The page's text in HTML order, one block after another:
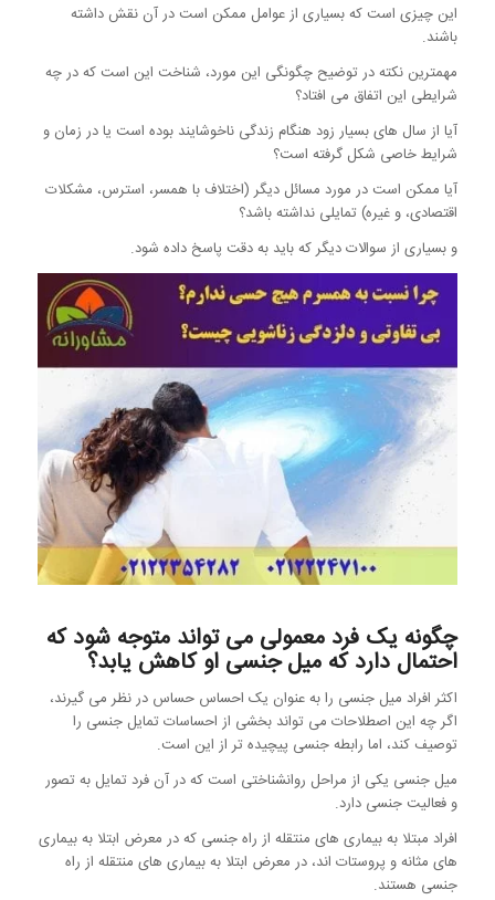
این چیزی است که بسیاری از عوامل ممکن است در آن نقش داشته
باشند.
مهمترین نکته در توضیح چگونگی این مورد، شناخت این است که در چه
شرایطی این اتفاق می افتاد؟
آیا از سال های بسیار زود هنگام زندگی ناخوشایند بوده است یا در زمان و
شرایط خاصی شکل گرفته است؟
آیا ممکن است در مورد مسائل دیگر (اختلاف با همسر، استرس، مشکلات
اقتصادی، و غیره) تمایلی نداشته باشد؟
و بسیاری از سوالات دیگر که باید به دقت پاسخ داده شود.
چگونه یک فرد معمولی می تواند متوجه شود که
احتمال دارد که میل جنسی او کاهش یابد؟
اکثر افراد میل جنسی را به عنوان یک احساس حساس در نظر می گیرند،
اگر چه این اصطلاحات می تواند بخشی از احساسات تمایل جنسی را
توصیف کند، اما رابطه جنسی پیچیده تر از این است.
میل جنسی یکی از مراحل روانشناختی است که در آن فرد تمایل به تصور
و فعالیت جنسی دارد.
افراد مبتلا به بیماری های منتقله از راه جنسی که در معرض ابتلا به بیماری
های مثانه و پروستات اند، در معرض ابتلا به بیماری های منتقله از راه
جنسی هستند.